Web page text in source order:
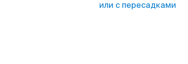
или с пересадками